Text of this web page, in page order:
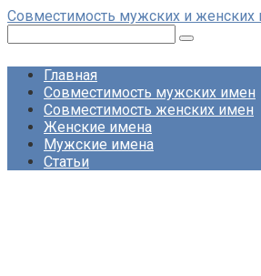
Перейти
контенту
Совместимость мужских и женских
Главная
Совместимость мужских имен
Совместимость женских имен
Женские имена
Мужские имена
Статьи